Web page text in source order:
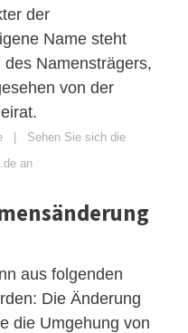
der
Name steht
Namensträgers,
von der
| Sehen Sie sich die
an
aus folgenden
Die Änderung
die Umgehung von